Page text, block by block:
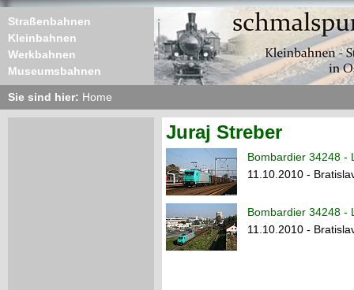
Straßenbahnen
Kleinbahnen
Werkbahnen
Museumsbahnen
Sie sind hier: Home
Juraj Streber
Bombardier 34248 -
11.10.2010 -
Bombardier 34248 -
11.10.2010 -